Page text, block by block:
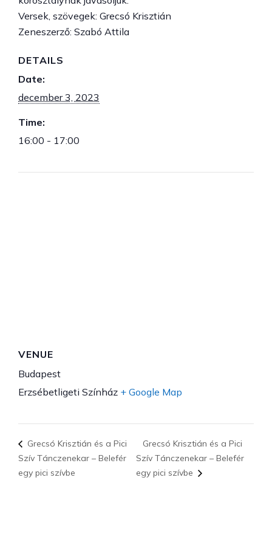
Versek, szövegek: Grecsó Krisztián
Zeneszerző: Szabó Attila
DETAILS
Date:
december 3, 2023
Time:
16:00 - 17:00
VENUE
Budapest
Erzsébetligeti Színház + Google Map
Grecsó Krisztián és a Pici
Szív Tánczenekar – Belefér
egy pici szívbe
Grecsó Krisztián és a Pici
Szív Tánczenekar – Belefér
egy pici szívbe